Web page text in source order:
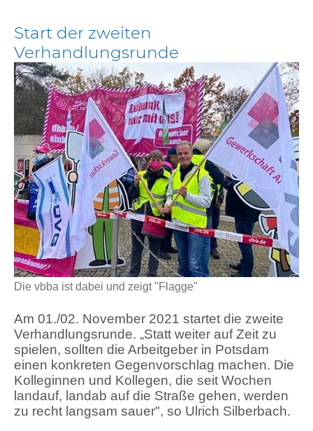
Start der zweiten
Verhandlungsrunde
Die vbba ist dabei und zeigt "Flagge"
Am 01./02. November 2021 startet die zweite
Verhandlungsrunde. „Statt weiter auf Zeit zu
spielen, sollten die Arbeitgeber in Potsdam
einen konkreten Gegenvorschlag machen. Die
Kolleginnen und Kollegen, die seit Wochen
landauf, landab auf die Straße gehen, werden
zu recht langsam sauer", so Ulrich Silberbach.